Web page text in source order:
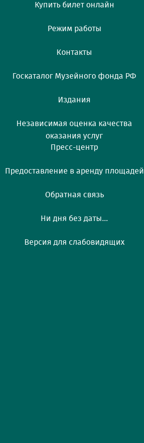
Купить билет онлайн
Режим работы
Контакты
Госкаталог Музейного фонда РФ
Издания
Независимая оценка качества
оказания услуг
Пресс-центр
Предоставление в аренду площадей
Обратная связь
Ни дня без даты...
Версия для слабовидящих